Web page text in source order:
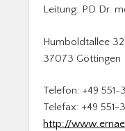
Leitung: PD Dr.
Humboldtallee 32
37073 Göttingen
Telefon: +49
Telefax: +49 551-
http://